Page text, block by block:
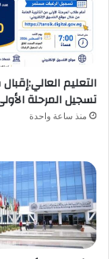
التعليم
تسجيل المرحلة
منذ ساعة واحدة